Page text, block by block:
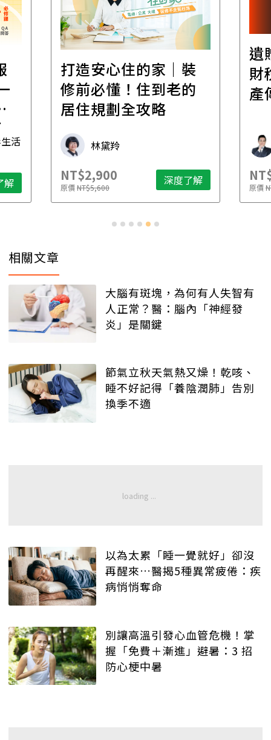
活
解
打造安心住的家｜裝
修前必懂！住到老的
居住規劃全攻略
林黛羚
NT$2,900
原價NT$5,600 深度了解
遺
財
產
原價
相關文章
大腦有斑塊，為何有人失智有
人正常？醫：腦內「神經發
炎」是關鍵
節氣立秋天氣熱又燥！乾咳、
睡不好記得「養陰潤肺」告別
換季不適
以為太累「睡一覺就好」卻沒
再醒來…醫揭5種異常疲倦：疾
病悄悄奪命
別讓高溫引發心血管危機！掌
握「免費＋漸進」避暑：3 招
防心梗中暑